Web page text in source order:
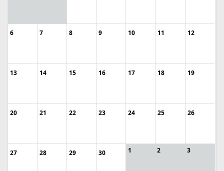
6 7 8 9 10 11 12
13 14 15 16 17 18 19
20 21 22 23 24 25 26
27 28 29 30 1 2 3